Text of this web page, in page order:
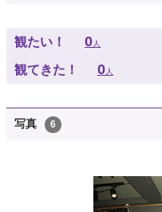
観たい！ 0人
観てきた！ 0人
写真 6